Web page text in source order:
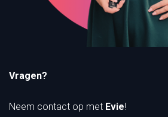
Vragen?
Neem contact op met Evie!